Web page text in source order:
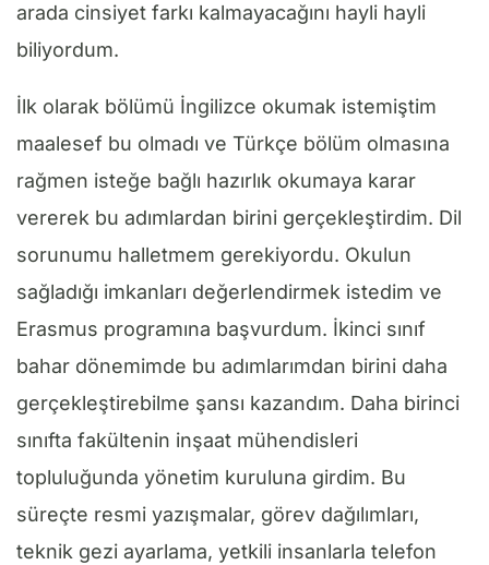
arada cinsiyet farkı kalmayacağını hayli hayli
biliyordum.
İlk olarak bölümü İngilizce okumak istemiştim
maalesef bu olmadı ve Türkçe bölüm olmasına
rağmen isteğe bağlı hazırlık okumaya karar
vererek bu adımlardan birini gerçekleştirdim. Dil
sorunumu halletmem gerekiyordu. Okulun
sağladığı imkanları değerlendirmek istedim ve
Erasmus programına başvurdum. İkinci sınıf
bahar dönemimde bu adımlarımdan birini daha
gerçekleştirebilme şansı kazandım. Daha birinci
sınıfta fakültenin inşaat mühendisleri
topluluğunda yönetim kuruluna girdim. Bu
süreçte resmi yazışmalar, görev dağılımları,
teknik gezi ayarlama, yetkili insanlarla telefon